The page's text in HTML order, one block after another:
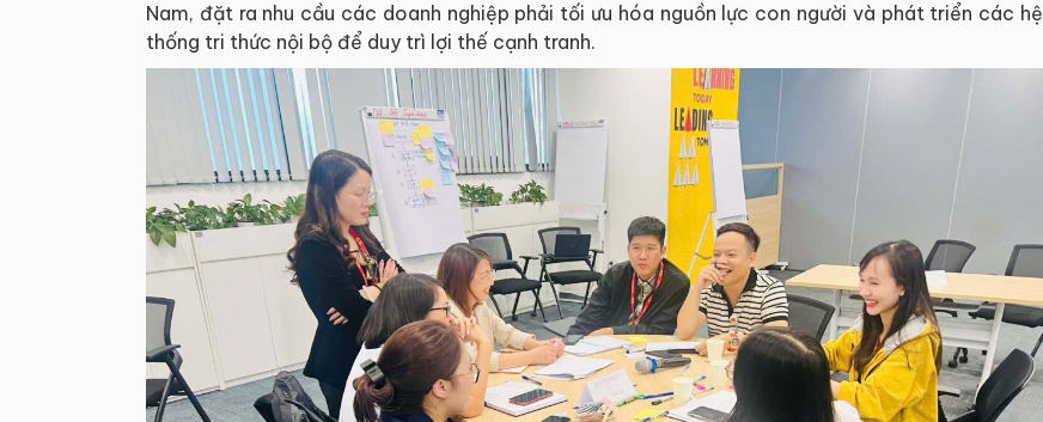
Nam, đặt ra nhu cầu các doanh nghiệp phải tối ưu hóa nguồn lực con người và phát triển các hệ
thống tri thức nội bộ để duy trì lợi thế cạnh tranh.